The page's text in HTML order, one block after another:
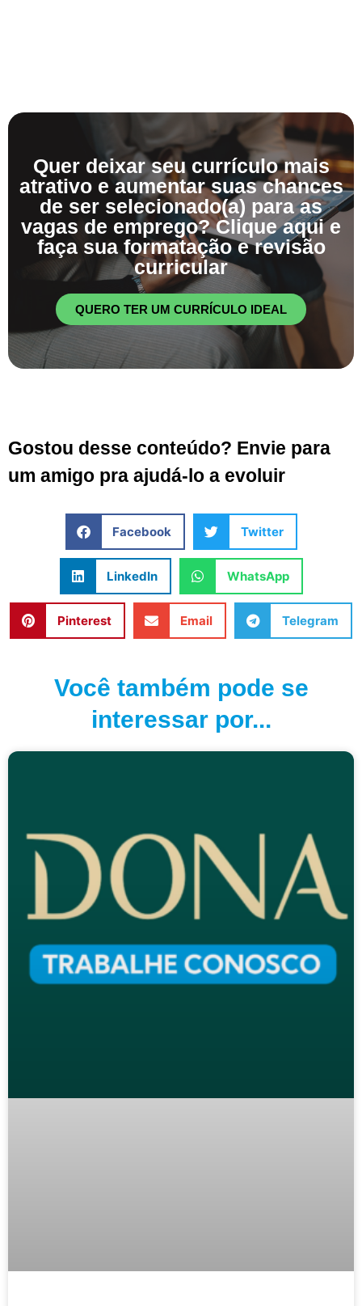
Quer deixar seu currículo mais
atrativo e aumentar suas chances
de ser selecionado(a) para as
vagas de emprego? Clique aqui e
faça sua formatação e revisão
curricular
QUERO TER UM CURRÍCULO IDEAL
Gostou desse conteúdo? Envie para
um amigo pra ajudá-lo a evoluir
Facebook Twitter
LinkedIn WhatsApp
Pinterest Email Telegram
Você também pode se
interessar por...